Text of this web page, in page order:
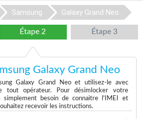
Samsung Galaxy Grand Neo
Étape 2 Étape 3
Galaxy Grand Neo
Galaxy Grand Neo et utilisez-le avec
tout opérateur. Pour désimlocker votre
simplement besoin de connaitre l'IMEI et
recevoir les instructions.